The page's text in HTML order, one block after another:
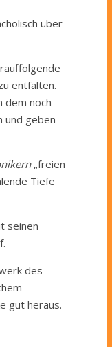
über
entfalten.
dem noch
und geben
„freien
Tiefe
seinen
des
gut heraus.